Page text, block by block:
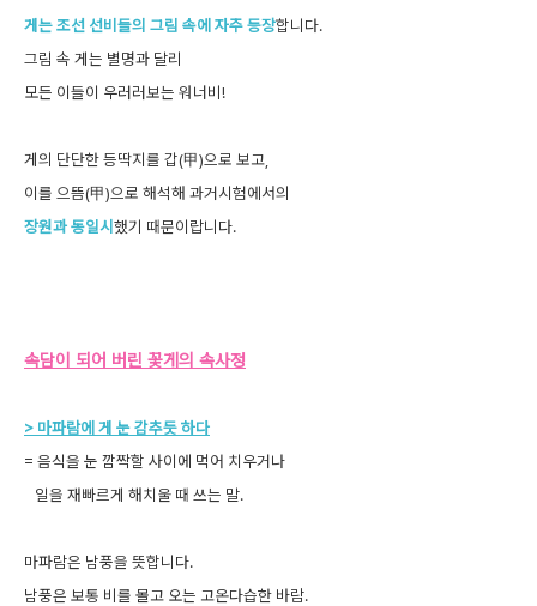
게는 조선 선비들의 그림 속에 자주 등장합니다.
그림 속 게는 별명과 달리
모든 이들이 우러러보는 워너비!
게의 단단한 등딱지를 갑(甲)으로 보고,
이를 으뜸(甲)으로 해석해 과거시험에서의
장원과 동일시했기 때문이랍니다.
속담이 되어 버린 꽃게의 속사정
> 마파람에 게 눈 감추듯 하다
= 음식을 눈 깜짝할 사이에 먹어 치우거나
일을 재빠르게 해치울 때 쓰는 말.
마파람은 남풍을 뜻합니다.
남풍은 보통 비를 몰고 오는 고온다습한 바람.